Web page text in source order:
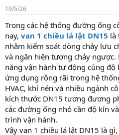
s
t
a
t
e
r
19/5/26
Trong các hệ thống đường ống
nay, van 1 chiều lá lật DN15 là
nhằm kiểm soát dòng chảy lưu
và ngăn hiện tượng chảy
năng vận hành tự động cùng độ
ứng dụng rộng rãi trong hệ
HVAC, khí nén và nhiều ngành
kích thước DN15 tương đương
các đường ống nhỏ cần độ kín
trình vận hành.
Vậy van 1 chiều lá lật DN15 là